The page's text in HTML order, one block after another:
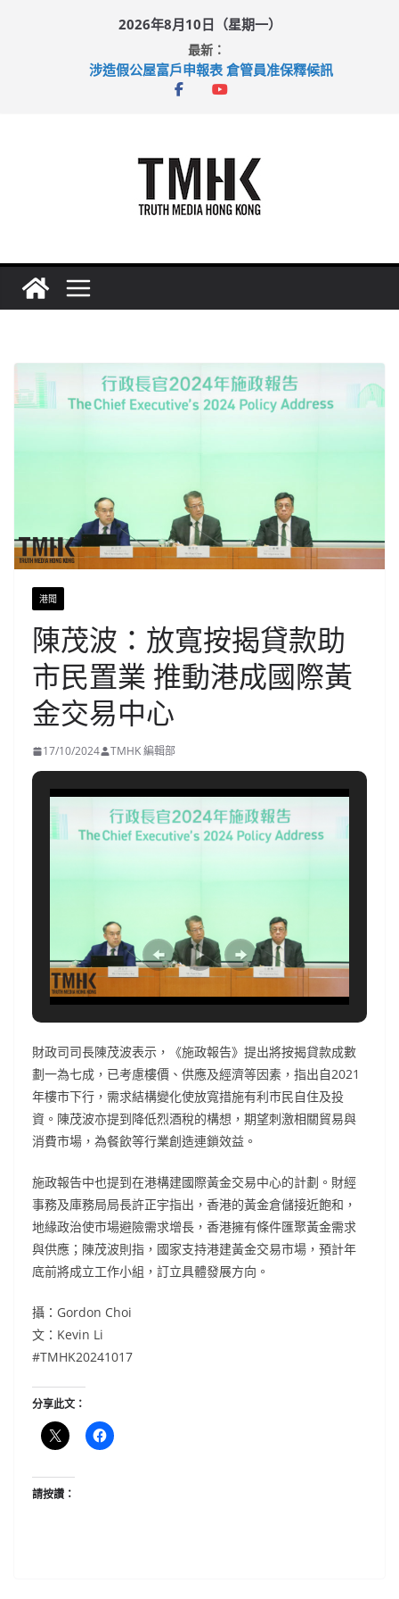
2026年8月10日（星期一）
最新：
涉造假公屋富戶申報表 倉管員准保釋候訊
港聞
陳茂波：放寬按揭貸款助
市民置業 推動港成國際黃
金交易中心
17/10/2024 TMHK 編輯部
財政司司長陳茂波表示，《施政報告》提出將按揭貸款成數
劃一為七成，已考慮樓價、供應及經濟等因素，指出自2021
年樓市下行，需求結構變化使放寬措施有利市民自住及投
資。陳茂波亦提到降低烈酒稅的構想，期望刺激相關貿易與
消費市場，為餐飲等行業創造連鎖效益。
施政報告中也提到在港構建國際黃金交易中心的計劃。財經
事務及庫務局局長許正宇指出，香港的黃金倉儲接近飽和，
地緣政治使市場避險需求增長，香港擁有條件匯聚黃金需求
與供應；陳茂波則指，國家支持港建黃金交易市場，預計年
底前將成立工作小組，訂立具體發展方向。
攝：Gordon Choi
文：Kevin Li
#TMHK20241017
分享此文：
請按讚：